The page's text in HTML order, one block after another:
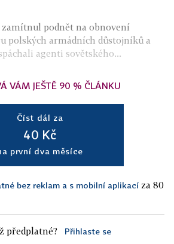
zamítnul podnět na obnovení
polských armádních důstojníků a
agenti sovětského...
VÁM JEŠTĚ 90 % ČLÁNKU
Číst dál za
40 Kč
první dva měsíce
bez reklam a s mobilní aplikací za 80
předplatné? Přihlaste se